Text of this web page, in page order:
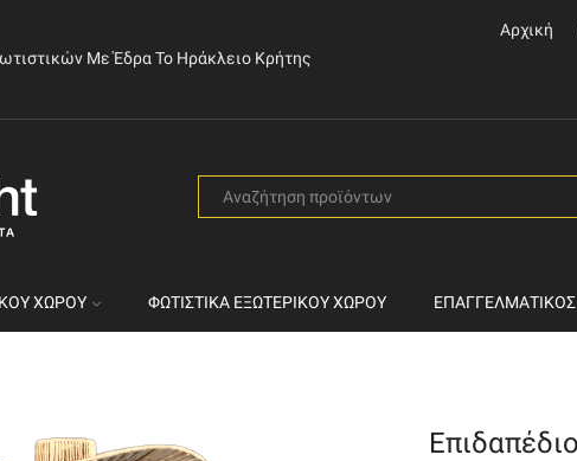
Με Έδρα Το Ηράκλειο Κρήτης
Αρχική
ΧΏΡΟΥ ΦΩΤΙΣΤΙΚΆ ΕΞΩΤΕΡΙΚΟΎ ΧΏΡΟΥ